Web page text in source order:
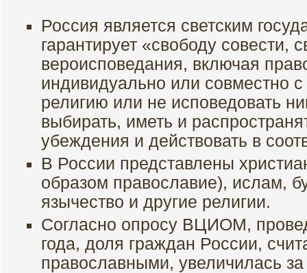
Россия является светским
гарантирует «свободу совести,
вероисповедания, включая
индивидуально или совместно
религию или не исповедовать
выбирать, иметь и
убеждения и действовать в
В России представлены
образом православие), ислам,
язычество и другие религии.
Согласно опросу ВЦИОМ,
года, доля граждан России,
православными, увеличилась